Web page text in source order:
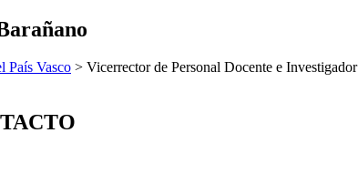
País Vasco > Vicerrector de Personal Docente e Investigador